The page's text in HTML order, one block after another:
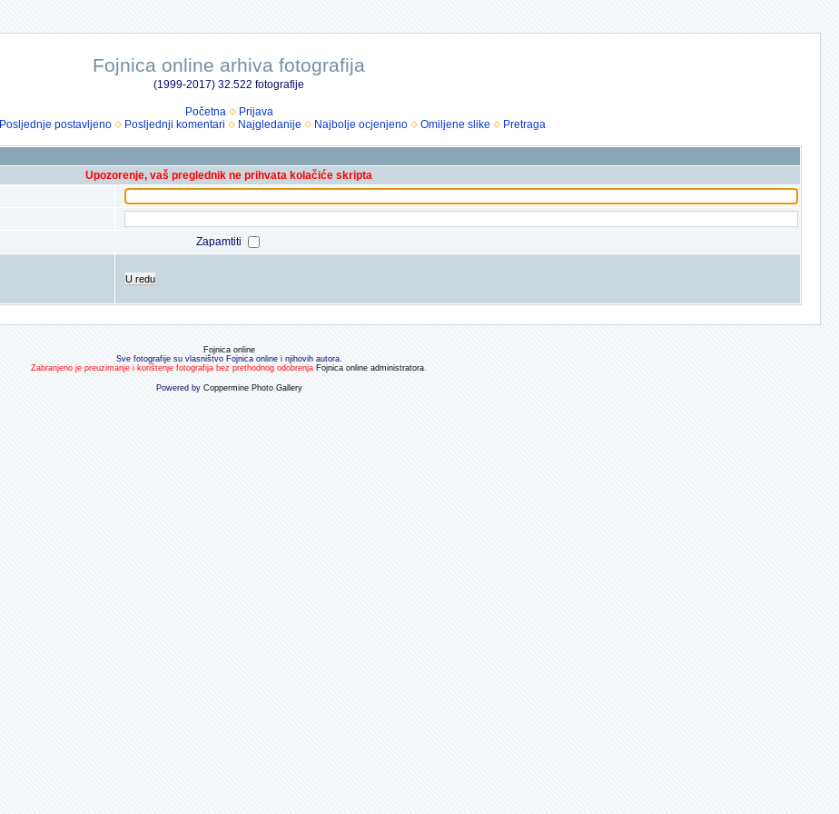
Fojnica online arhiva fotografija
(1999-2017) 32.522 fotografije
Početna
Prijava
Posljednje postavljeno Posljednji komentari Najgledanije Najbolje ocjenjeno Omiljene slike Pretraga
Upozorenje, vaš preglednik ne prihvata kolačiće skripta
Zapamtiti
U redu
Fojnica online
Sve fotografije su vlasništvo Fojnica online i njihovih autora.
Zabranjeno je preuzimanje i korištenje fotografija bez prethodnog odobrenja Fojnica online administratora.
Powered by Coppermine Photo Gallery